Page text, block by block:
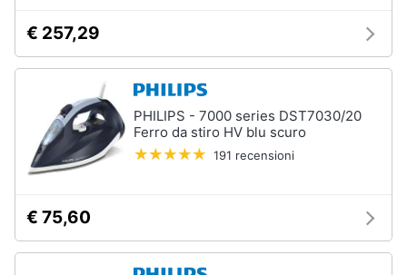
Fotografia
Casalinghi
Abbigliamento
€ 257,29
PHILIPS - 7000 series DST7030/20
Ferro da stiro HV blu scuro
191 recensioni
€ 75,60